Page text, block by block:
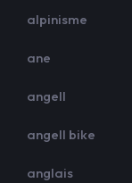
alpinisme
ane
angell
angell bike
anglais